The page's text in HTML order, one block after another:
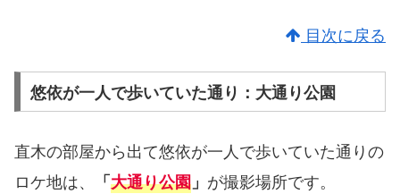
目次に戻る
悠依が一人で歩いていた通り：大通り公園
直木の部屋から出て悠依が一人で歩いていた通りの
ロケ地は、
「大通り公園 」 が撮影場所です。